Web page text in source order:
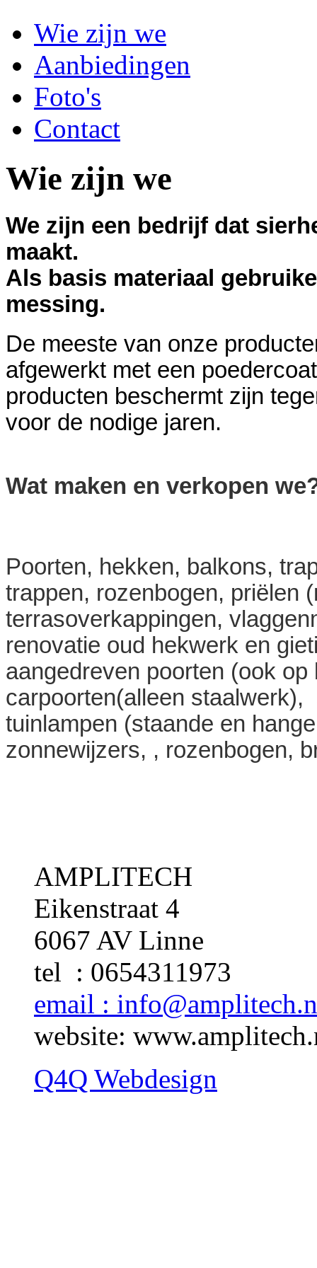
Wie zijn we
Aanbiedingen
Foto's
Contact
Wie zijn we
We zijn een bedrijf dat
maakt.
Als basis materiaal
messing.
De meeste van onze
afgewerkt met een
producten beschermt zijn
voor de nodige jaren.
Wat maken en verkopen
Poorten, hekken, balkons,
trappen, rozenbogen, priëlen
terrasoverkappingen,
renovatie oud hekwerk en
aangedreven poorten (ook
carpoorten(alleen
tuinlampen (staande en
zonnewijzers, , rozenbogen,
AMPLITECH
Eikenstraat 4
6067 AV Linne
tel : 0654311973
email :
website:
Q4Q Webdesign